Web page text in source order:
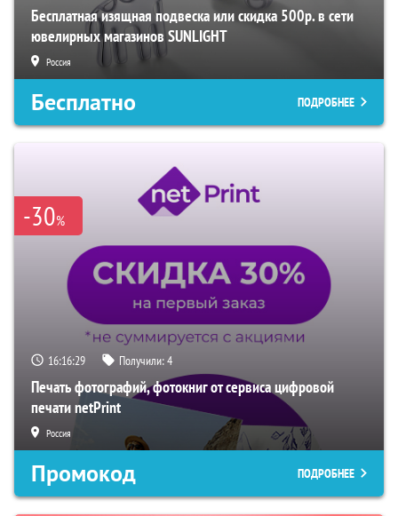
Бесплатная изящная подвеска или скидка 500р. в сети
ювелирных магазинов SUNLIGHT
Россия
Бесплатно ПОДРОБНЕЕ
-30%
16:16:29 Получили:4
Печать фотографий, фотокниг от сервиса цифровой
печати netPrint
Россия
Промокод ПОДРОБНЕЕ